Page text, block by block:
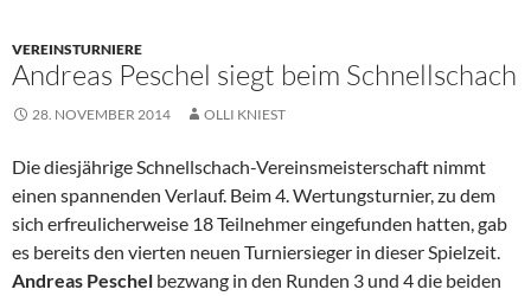
VEREINSTURNIERE
Andreas Peschel siegt beim Schnellschach
28. NOVEMBER 2014 OLLI KNIEST
Die diesjährige Schnellschach-Vereinsmeisterschaft nimmt
einen spannenden Verlauf. Beim 4. Wertungsturnier, zu dem
sich erfreulicherweise 18 Teilnehmer eingefunden hatten, gab
es bereits den vierten neuen Turniersieger in dieser Spielzeit.
Andreas Peschel bezwang in den Runden 3 und 4 die beiden